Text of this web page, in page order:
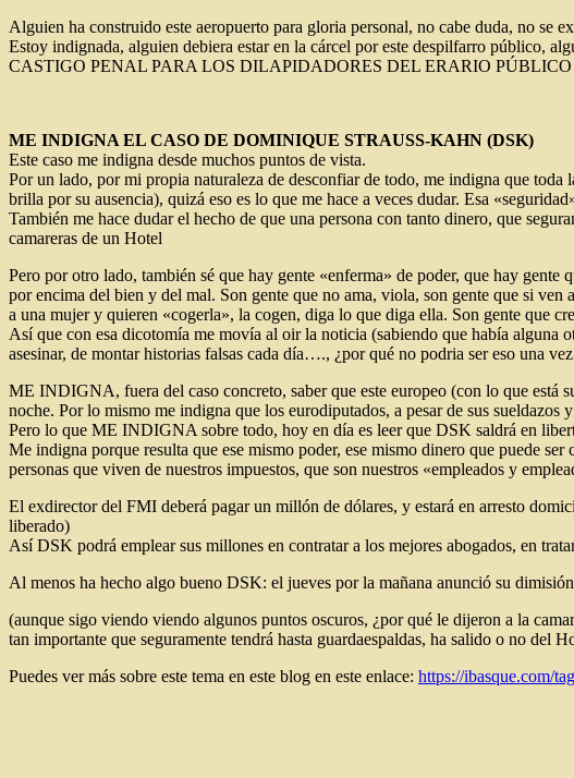
Alguien ha construido este aeropuerto para gloria personal, no cabe duda, no se
Estoy indignada, alguien debiera estar en la cárcel por este despilfarro
CASTIGO PENAL PARA LOS DILAPIDADORES DEL ERARIO PÚBLICO
ME INDIGNA EL CASO DE DOMINIQUE STRAUSS-KAHN (DSK)
Este caso me indigna desde muchos puntos de vista.
Por un lado, por mi propia naturaleza de desconfiar de todo, me indigna que
brilla por su ausencia), quizá eso es lo que me hace a veces dudar. Esa
También me hace dudar el hecho de que una persona con tanto dinero, que
camareras de un Hotel
Pero por otro lado, también sé que hay gente «enferma» de poder, que hay
por encima del bien y del mal. Son gente que no ama, viola, son gente que si
a una mujer y quieren «cogerla», la cogen, diga lo que diga ella. Son gente que
Así que con esa dicotomía me movía al oir la noticia (sabiendo que había alguna
asesinar, de montar historias falsas cada día…., ¿por qué no podria ser eso una
ME INDIGNA, fuera del caso concreto, saber que este europeo (con lo que está
noche. Por lo mismo me indigna que los eurodiputados, a pesar de sus sueldazos
Pero lo que ME INDIGNA sobre todo, hoy en día es leer que DSK saldrá en
Me indigna porque resulta que ese mismo poder, ese mismo dinero que puede
personas que viven de nuestros impuestos, que son nuestros «empleados y
El exdirector del FMI deberá pagar un millón de dólares, y estará en arresto
liberado)
Así DSK podrá emplear sus millones en contratar a los mejores abogados, en
Al menos ha hecho algo bueno DSK: el jueves por la mañana anunció su
(aunque sigo viendo viendo algunos puntos oscuros, ¿por qué le dijeron a la
tan importante que seguramente tendrá hasta guardaespaldas, ha salido o no
Puedes ver más sobre este tema en este blog en este enlace: https://ibasque.com/